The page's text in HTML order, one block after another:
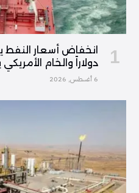
دولاراً والخام الأمريكي يهبط
6 أغسطس, 2026